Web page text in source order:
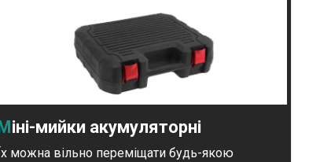
Міні-мийки акумуляторні
Їх можна вільно переміщати будь-якою